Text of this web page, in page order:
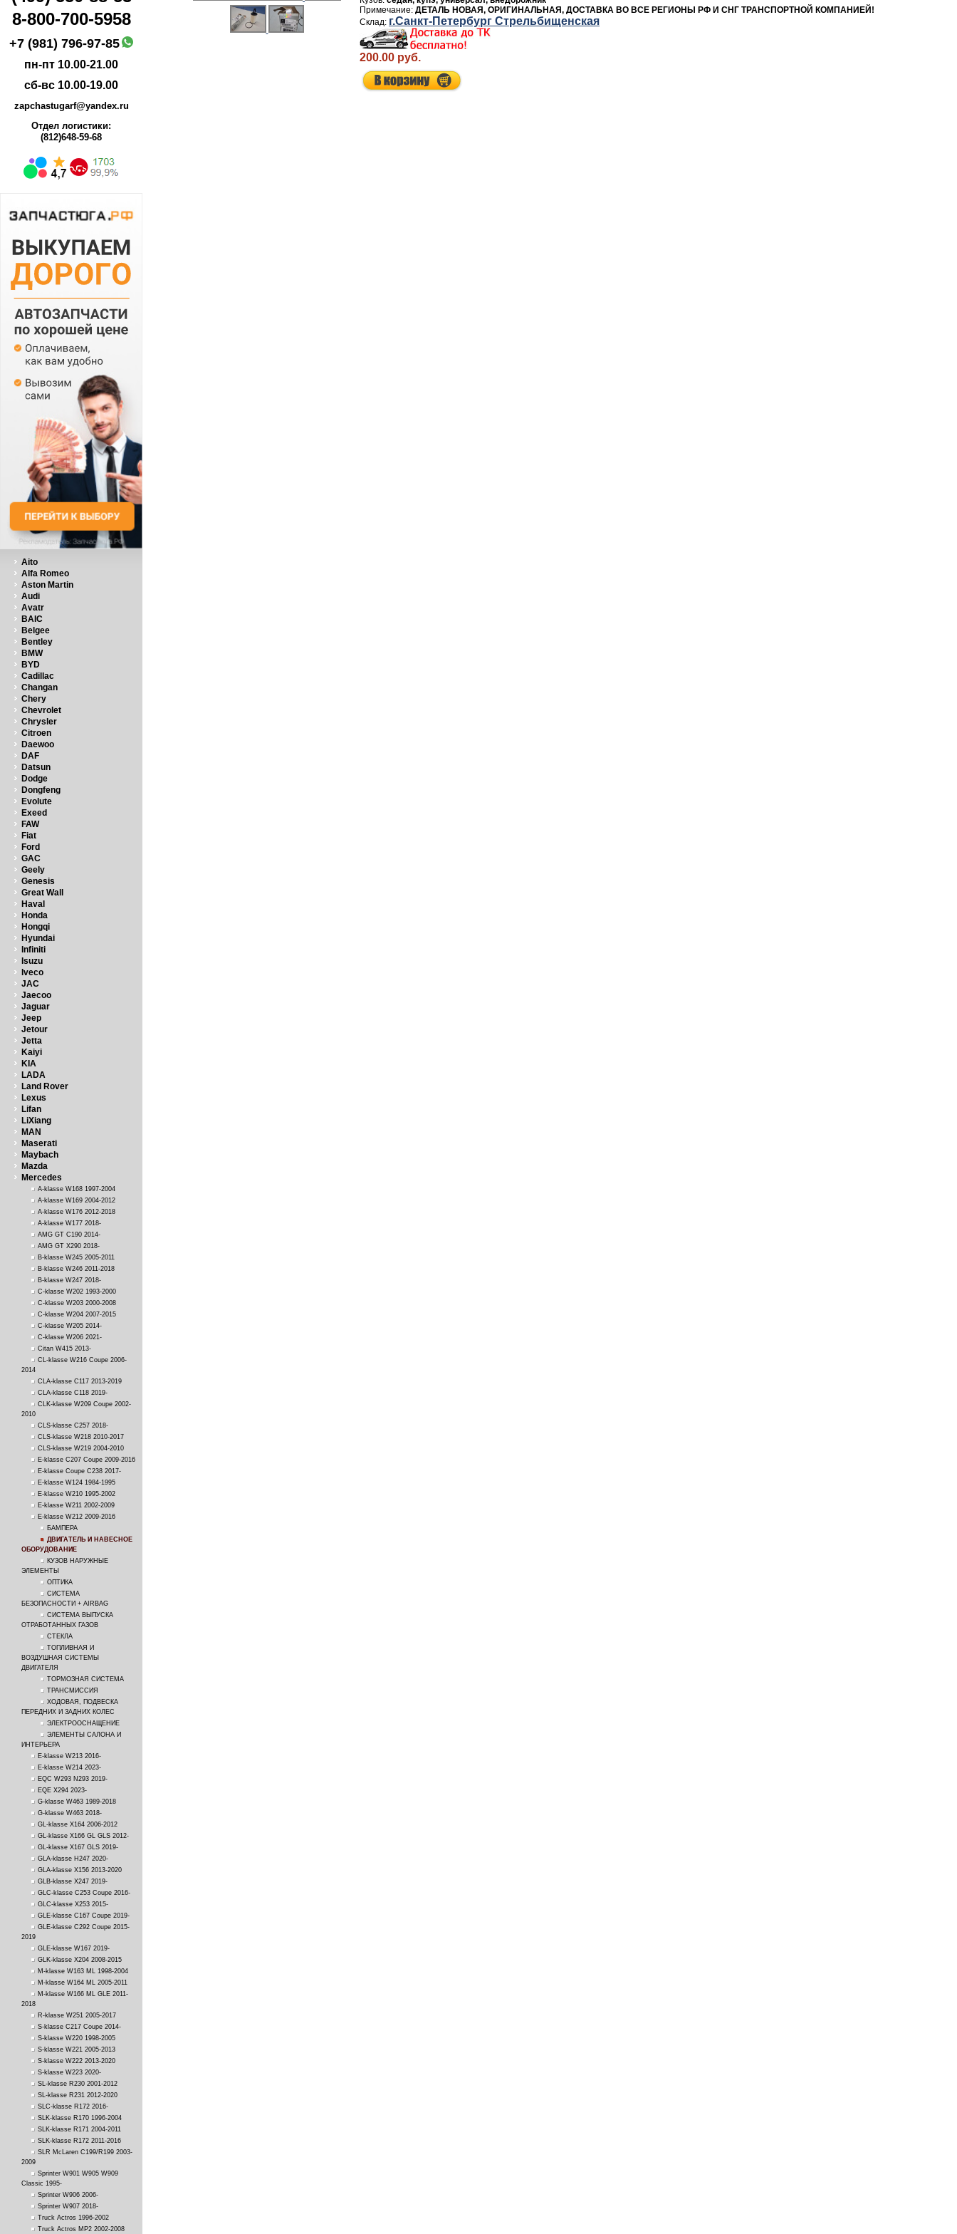
8-800-700-5958
+7 (981) 796-97-85
пн-пт 10.00-21.00
сб-вс 10.00-19.00
zapchastugarf@yandex.ru
Отдел логистики:
(812)648-59-68
Aito
Alfa Romeo
Aston Martin
Audi
Avatr
BAIC
Belgee
Bentley
BMW
BYD
Cadillac
Changan
Chery
Chevrolet
Chrysler
Citroen
Daewoo
DAF
Datsun
Dodge
Dongfeng
Evolute
Exeed
FAW
Fiat
Ford
GAC
Geely
Genesis
Great Wall
Haval
Honda
Hongqi
Hyundai
Infiniti
Isuzu
Iveco
JAC
Jaecoo
Jaguar
Jeep
Jetour
Jetta
Kaiyi
KIA
LADA
Land Rover
Lexus
Lifan
LiXiang
MAN
Maserati
Maybach
Mazda
Mercedes
A-klasse W168 1997-2004
A-klasse W169 2004-2012
A-klasse W176 2012-2018
A-klasse W177 2018-
AMG GT C190 2014-
AMG GT X290 2018-
B-klasse W245 2005-2011
B-klasse W246 2011-2018
B-klasse W247 2018-
C-klasse W202 1993-2000
C-klasse W203 2000-2008
C-klasse W204 2007-2015
C-klasse W205 2014-
C-klasse W206 2021-
Citan W415 2013-
CL-klasse W216 Coupe 2006-
2014
CLA-klasse C117 2013-2019
CLA-klasse C118 2019-
CLK-klasse W209 Coupe 2002-
2010
CLS-klasse C257 2018-
CLS-klasse W218 2010-2017
CLS-klasse W219 2004-2010
E-klasse C207 Coupe 2009-2016
E-klasse Coupe C238 2017-
E-klasse W124 1984-1995
E-klasse W210 1995-2002
E-klasse W211 2002-2009
E-klasse W212 2009-2016
БАМПЕРА
ДВИГАТЕЛЬ И НАВЕСНОЕ
ОБОРУДОВАНИЕ
КУЗОВ НАРУЖНЫЕ
ЭЛЕМЕНТЫ
ОПТИКА
СИСТЕМА
БЕЗОПАСНОСТИ + AIRBAG
СИСТЕМА ВЫПУСКА
ОТРАБОТАННЫХ ГАЗОВ
СТЕКЛА
ТОПЛИВНАЯ И
ВОЗДУШНАЯ СИСТЕМЫ
ДВИГАТЕЛЯ
ТОРМОЗНАЯ СИСТЕМА
ТРАНСМИССИЯ
ХОДОВАЯ, ПОДВЕСКА
ПЕРЕДНИХ И ЗАДНИХ КОЛЕС
ЭЛЕКТРООСНАЩЕНИЕ
ЭЛЕМЕНТЫ САЛОНА И
ИНТЕРЬЕРА
E-klasse W213 2016-
E-klasse W214 2023-
EQC W293 N293 2019-
EQE X294 2023-
G-klasse W463 1989-2018
G-klasse W463 2018-
GL-klasse X164 2006-2012
GL-klasse X166 GL GLS 2012-
GL-klasse X167 GLS 2019-
GLA-klasse H247 2020-
GLA-klasse X156 2013-2020
GLB-klasse X247 2019-
GLC-klasse C253 Coupe 2016-
GLC-klasse X253 2015-
GLE-klasse C167 Coupe 2019-
GLE-klasse C292 Coupe 2015-
2019
GLE-klasse W167 2019-
GLK-klasse X204 2008-2015
M-klasse W163 ML 1998-2004
M-klasse W164 ML 2005-2011
M-klasse W166 ML GLE 2011-
2018
R-klasse W251 2005-2017
S-klasse C217 Coupe 2014-
S-klasse W220 1998-2005
S-klasse W221 2005-2013
S-klasse W222 2013-2020
S-klasse W223 2020-
SL-klasse R230 2001-2012
SL-klasse R231 2012-2020
SLC-klasse R172 2016-
SLK-klasse R170 1996-2004
SLK-klasse R171 2004-2011
SLK-klasse R172 2011-2016
SLR McLaren C199/R199 2003-
2009
Sprinter W901 W905 W909
Classic 1995-
Sprinter W906 2006-
Sprinter W907 2018-
Truck Actros 1996-2002
Truck Actros MP2 2002-2008
ДЕТАЛЬ НОВАЯ, ОРИГИНАЛЬНАЯ, ДОСТАВКА ВО ВСЕ РЕГИОНЫ РФ И СНГ ТРАНСПОРТНОЙ КОМПАНИЕЙ!
г.Санкт-Петербург Стрельбищенская
200.00 руб.